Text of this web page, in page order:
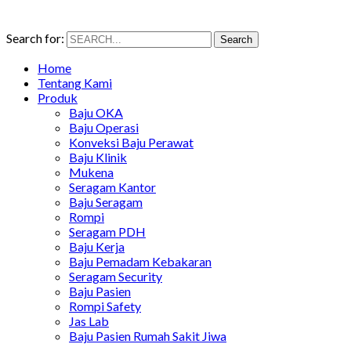
Search for: Search
Home
Tentang Kami
Produk
Baju OKA
Baju Operasi
Konveksi Baju Perawat
Baju Klinik
Mukena
Seragam Kantor
Baju Seragam
Rompi
Seragam PDH
Baju Kerja
Baju Pemadam Kebakaran
Seragam Security
Baju Pasien
Rompi Safety
Jas Lab
Baju Pasien Rumah Sakit Jiwa